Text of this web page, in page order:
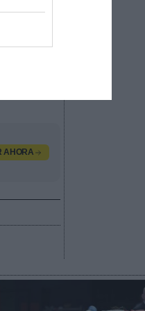
23.000
AHORA